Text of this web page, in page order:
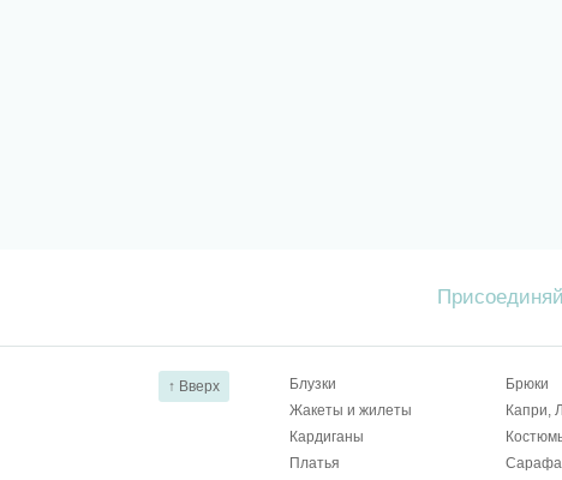
↑ Вверх Блузки
Брюки
Жакеты и жилеты
Капри,
Кардиганы
Платья